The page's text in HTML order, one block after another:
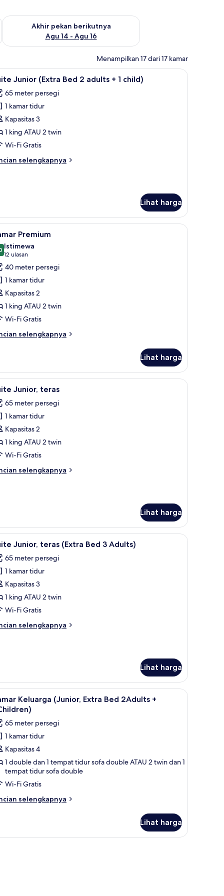
Agu 7 - Agu 9
Akhir pekan berikutnya
Agu 14 - Agu 16
Periksa ketersediaan untuk akhir pekan berikutnya Agu 14 -
Menampilkan 17 dari 17 kamar
brankas 1 kamar tidur, seprai premium, minibar, dan
6 Junior (Extra Bed 2 adults + 1 child)
65 meter persegi
1 kamar tidur
Kapasitas 3
1 king ATAU 2 twin
Wi-Fi Gratis
selengkapnya
Lihat harga
brankas Kamar Premium | 1 kamar tidur, seprai
7 Premium
dari 10
Istimewa
12 ulasan
(12
ulasan)
40 meter persegi
1 kamar tidur
Kapasitas 2
1 king ATAU 2 twin
Wi-Fi Gratis
selengkapnya
Lihat harga
tidur, seprai premium, minibar, dan brankas1 kamar tidur, seprai premium, minibar, dan
8 Junior, teras
65 meter persegi
1 kamar tidur
Kapasitas 2
1 king ATAU 2 twin
Wi-Fi Gratis
selengkapnya
Lihat harga
brankas 1 kamar tidur, seprai premium, minibar, dan
8 Junior, teras (Extra Bed 3 Adults)
65 meter persegi
1 kamar tidur
Kapasitas 3
1 king ATAU 2 twin
Wi-Fi Gratis
selengkapnya
Lihat harga
brankas 1 kamar tidur, seprai premium, minibar, dan
4
Keluarga (Junior, Extra Bed 2Adults +
65 meter persegi
1 kamar tidur
Kapasitas 4
1 double dan 1 tempat tidur sofa double ATAU 2 twin dan 1
tempat tidur sofa double
Wi-Fi Gratis
selengkapnya
Lihat harga
seprai premium, minibar, dan brankas